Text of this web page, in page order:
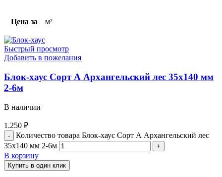
Цена за м²
Быстрый просмотр
Добавить в пожелания
Блок-хаус Cорт А Архангельский лес 35х140 мм
2-6м
В наличии
1.250 ₽
Количество товара Блок-хаус Cорт А Архангельский лес
35х140 мм 2-6м
В корзину
Купить в один клик